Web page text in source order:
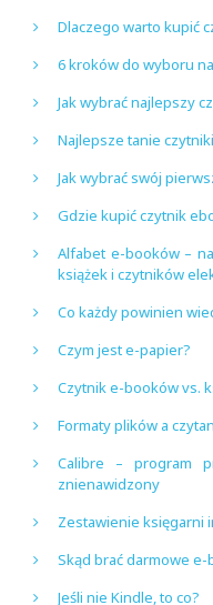
Dlaczego warto kupić
6 kroków do wyboru
Jak wybrać najlepszy
Najlepsze tanie
Jak wybrać swój
Gdzie kupić czytnik
Alfabet e-booków –
książek i czytników
Co każdy powinien
Czym jest e-papier?
Czytnik e-booków vs.
Formaty plików a
Calibre – program
znienawidzony
Zestawienie księgarni
Skąd brać darmowe e-
Jeśli nie Kindle, to co?